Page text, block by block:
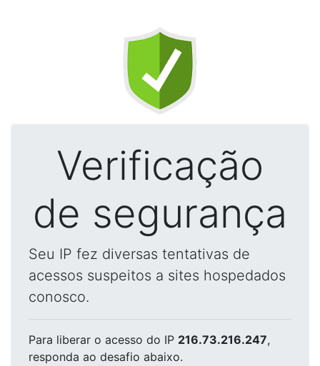
Verificação
de segurança
Seu IP fez diversas tentativas de
acessos suspeitos a sites hospedados
conosco.
Para liberar o acesso do IP 216.73.216.247,
responda ao desafio abaixo.